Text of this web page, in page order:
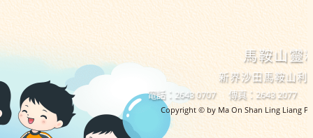
馬鞍山靈
新界沙田馬鞍山
電話：2643 0707 傳真：2643 2077
Copyright © by Ma On Shan Ling Liang